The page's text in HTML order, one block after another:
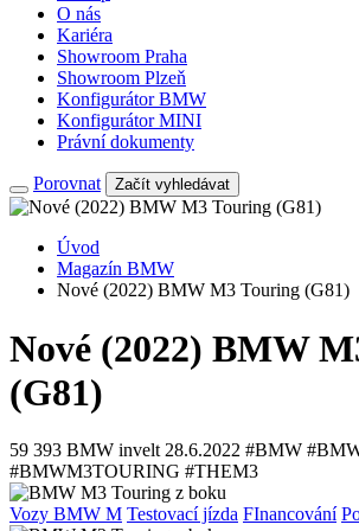
O nás
Kariéra
Showroom Praha
Showroom Plzeň
Konfigurátor BMW
Konfigurátor MINI
Právní dokumenty
Porovnat Začít vyhledávat
Úvod
Magazín BMW
Nové (2022) BMW M3 Touring (G81)
Nové (2022) BMW
(G81)
59 393 BMW invelt 28.6.2022 #BMW
#BMWM3TOURING #THEM3
Vozy BMW M Testovací jízda FInancování